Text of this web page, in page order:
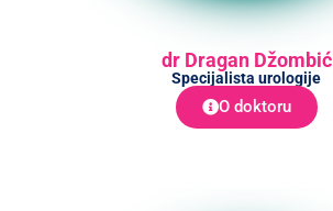
dr Dragan Džombić
Specijalista urologije
O doktoru